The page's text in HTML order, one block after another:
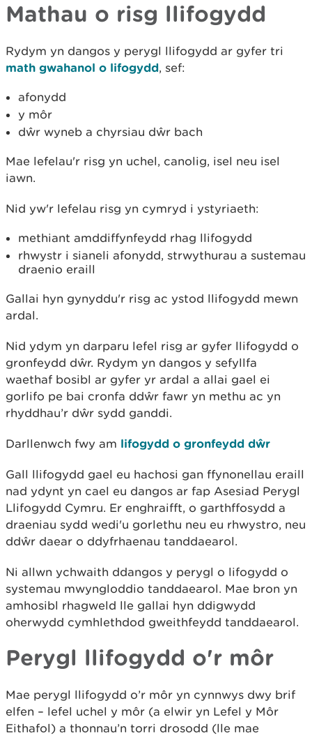
Mathau o risg llifogydd
Rydym yn dangos y perygl llifogydd ar gyfer tri
math gwahanol o lifogydd, sef:
afonydd
y môr
dŵr wyneb a chyrsiau dŵr bach
Mae lefelau'r risg yn uchel, canolig, isel neu isel
iawn.
Nid yw'r lefelau risg yn cymryd i ystyriaeth:
methiant amddiffynfeydd rhag llifogydd
rhwystr i sianeli afonydd, strwythurau a sustemau
draenio eraill
Gallai hyn gynyddu'r risg ac ystod llifogydd mewn
ardal.
Nid ydym yn darparu lefel risg ar gyfer llifogydd o
gronfeydd dŵr. Rydym yn dangos y sefyllfa
waethaf bosibl ar gyfer yr ardal a allai gael ei
gorlifo pe bai cronfa ddŵr fawr yn methu ac yn
rhyddhau’r dŵr sydd ganddi.
Darllenwch fwy am lifogydd o gronfeydd dŵr
Gall llifogydd gael eu hachosi gan ffynonellau eraill
nad ydynt yn cael eu dangos ar fap Asesiad Perygl
Llifogydd Cymru. Er enghraifft, o garthffosydd a
draeniau sydd wedi'u gorlethu neu eu rhwystro, neu
ddŵr daear o ddyfrhaenau tanddaearol.
Ni allwn ychwaith ddangos y perygl o lifogydd o
systemau mwyngloddio tanddaearol. Mae bron yn
amhosibl rhagweld lle gallai hyn ddigwydd
oherwydd cymhlethdod gweithfeydd tanddaearol.
Perygl llifogydd o'r môr
Mae perygl llifogydd o’r môr yn cynnwys dwy brif
elfen – lefel uchel y môr (a elwir yn Lefel y Môr
Eithafol) a thonnau’n torri drosodd (lle mae